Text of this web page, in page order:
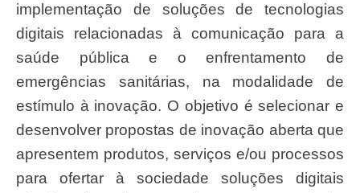
implementação de soluções de tecnologias
digitais relacionadas à comunicação para a
saúde pública e o enfrentamento de
emergências sanitárias, na modalidade de
estímulo à inovação. O objetivo é selecionar e
desenvolver propostas de inovação aberta que
apresentem produtos, serviços e/ou processos
para ofertar à sociedade soluções digitais